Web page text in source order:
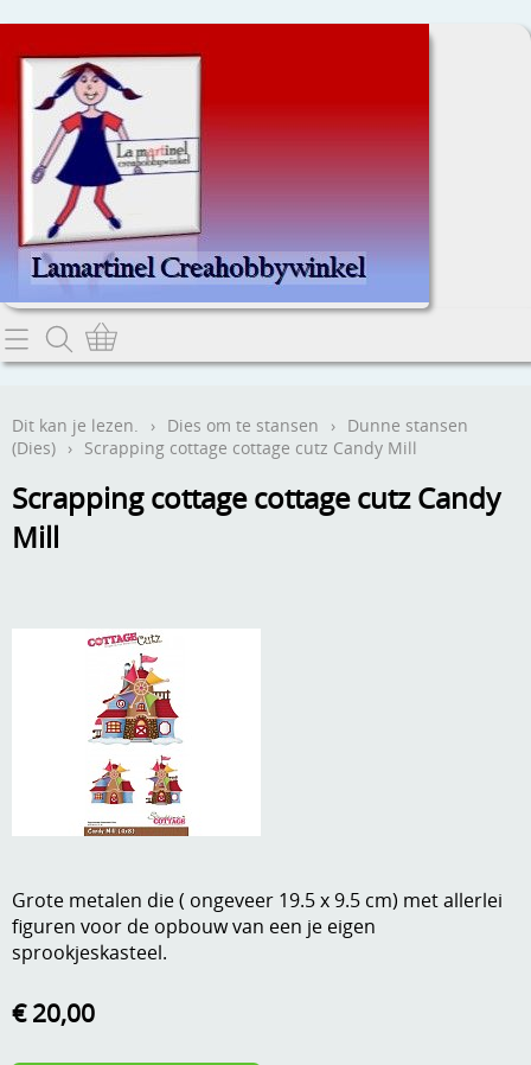
Home
Contact
Webwinkel
Boeken en magazines
Dies om te stansen
DVD-CD
Handige extra's
Hechtingsmaterialen
Verzend - en verpakkingsk
Mijn account
Anders creatief
Dit kan je lezen. › Dies om te stansen › Dunne stansen
(Dies) › Scrapping cottage cottage cutz Candy Mill
Scrapping cottage cottage cutz Candy
Mill
Grote metalen die ( ongeveer 19.5 x 9.5 cm) met allerlei
figuren voor de opbouw van een je eigen
sprookjeskasteel.
€ 20,00